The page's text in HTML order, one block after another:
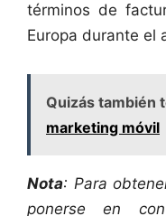
términos de
Europa durante el
Quizás también
marketing móvil
Nota: Para
ponerse en